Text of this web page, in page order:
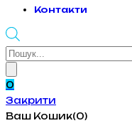
Контакти
Products
0
Закрити
Ваш Кошик(0)